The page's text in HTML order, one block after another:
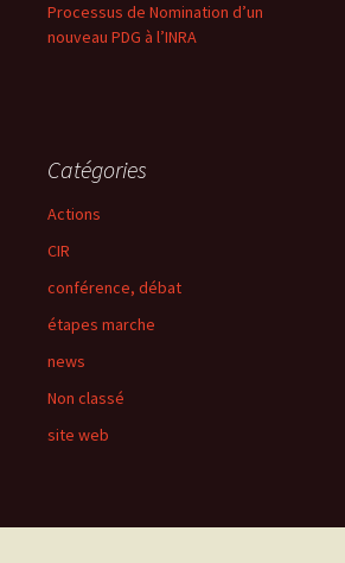
Processus de Nomination d’un
nouveau PDG à l’INRA
Catégories
Actions
CIR
conférence, débat
étapes marche
news
Non classé
site web